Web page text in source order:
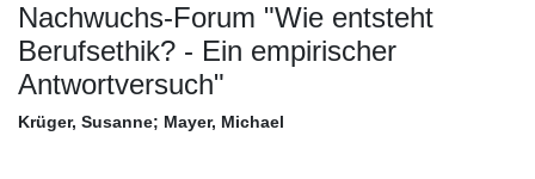
Nachwuchs-Forum "Wie entsteht
Berufsethik? - Ein empirischer
Antwortversuch"
Krüger, Susanne; Mayer, Michael